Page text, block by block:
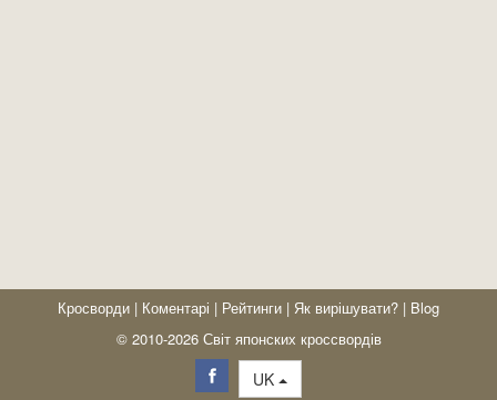
Кросворди | Коментарі | Рейтинги | Як вирішувати? | Blog
© 2010-2026 Світ японских кроссвордів
UK